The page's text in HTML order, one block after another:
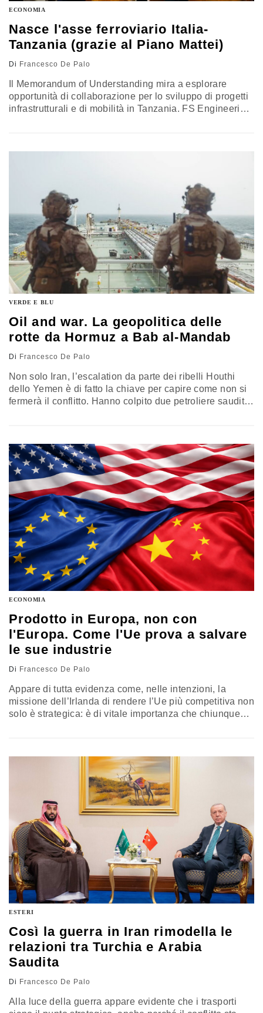
ECONOMIA
Nasce l'asse ferroviario Italia-
Tanzania (grazie al Piano Mattei)
Di Francesco De Palo
Il Memorandum of Understanding mira a esplorare
opportunità di collaborazione per lo sviluppo di progetti
infrastrutturali e di mobilità in Tanzania. FS Engineering
comune. L’accordo si inserisce nel quadro delle
iniziative di cooperazione promosse dal Sistema Paese
nell’ambito del Piano Mattei
VERDE E BLU
Oil and war. La geopolitica delle
rotte da Hormuz a Bab al-Mandab
Di Francesco De Palo
Non solo Iran, l’escalation da parte dei ribelli Houthi
dello Yemen è di fatto la chiave per capire come non si
fermerà il conflitto. Hanno colpito due petroliere saudite
ECONOMIA
Prodotto in Europa, non con
l'Europa. Come l'Ue prova a salvare
le sue industrie
Di Francesco De Palo
Appare di tutta evidenza come, nelle intenzioni, la
missione dell’Irlanda di rendere l’Ue più competitiva non
solo è strategica: è di vitale importanza che chiunque
l’Europa”: sarà questo il crocevia determinante per
sapere se avrà un effetto concreto e soprattutto se sarà
ESTERI
Così la guerra in Iran rimodella le
relazioni tra Turchia e Arabia
Saudita
Di Francesco De Palo
Alla luce della guerra appare evidente che i trasporti